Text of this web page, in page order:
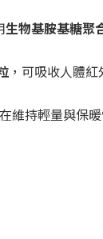
生物基胺基糖聚
，可吸收人體
維持輕量與保